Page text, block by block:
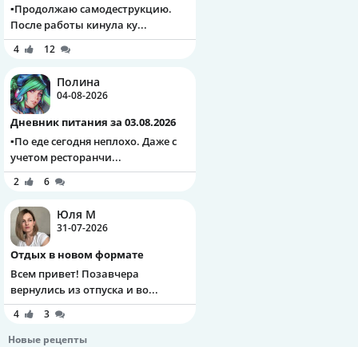
▪️Продолжаю самодеструкцию.
После работы кинула ку...
4 12
Полина
04-08-2026
Дневник питания за 03.08.2026
▪️По еде сегодня неплохо. Даже с
учетом ресторанчи...
2 6
Юля М
31-07-2026
Отдых в новом формате
Всем привет! Позавчера
вернулись из отпуска и во...
4
3
Новые рецепты